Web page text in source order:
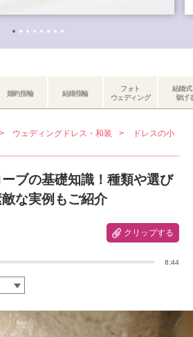
婚約指輪 結婚指輪
フォト
ウェディング
結婚
挙げ
ウェディングドレス・和装
ドレスの小
ブの基礎知識！種類や選び
な実例もご紹介
クリップする
8:44